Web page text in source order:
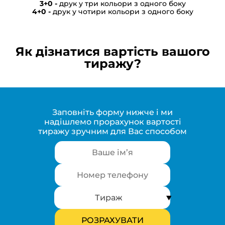
друк у три кольори з одного боку
друк у чотири кольори з одного боку
Як дізнатися вартість вашого
тиражу?
Заповніть форму нижче і ми
надішлемо прорахунок вартості
тиражу зручним для Вас способом